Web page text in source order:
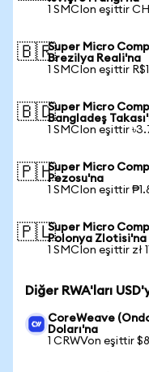
1 SMCIon eşittir
🇧🇷Super Micro
Brezilya Reali'na
1 SMCIon eşittir
🇧🇩Super Micro
Bangladeş
1 SMCIon eşittir
🇵🇭Super Micro
Pezosu'na
1 SMCIon eşittir
🇵🇱Super Micro
Polonya Zlotisi'na
1 SMCIon eşittir zł
Diğer RWA'ları
CoreWeave
Doları'na
1 CRWVon eşittir